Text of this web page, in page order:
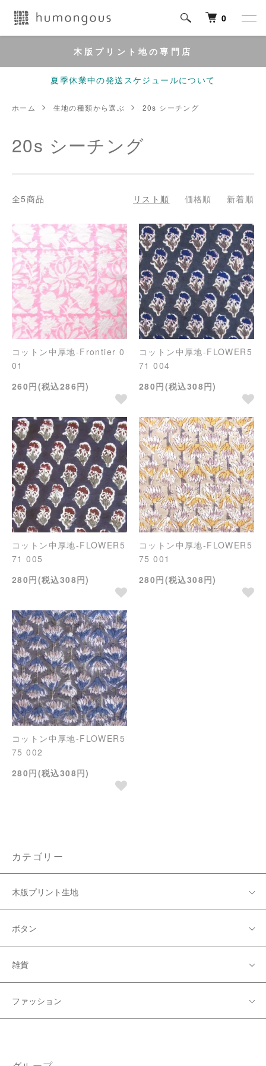
0
木版プリント地の専門店
夏季休業中の発送スケジュールについて
ホーム 生地の種類から選ぶ 20s シーチング
20s シーチング
全5商品 リスト順 価格順 新着順
コットン中厚地-Frontier 0
01
260円(税込286円)
コットン中厚地-FLOWER5
71 004
280円(税込308円)
コットン中厚地-FLOWER5
71 005
280円(税込308円)
コットン中厚地-FLOWER5
75 001
280円(税込308円)
コットン中厚地-FLOWER5
75 002
280円(税込308円)
カテゴリー
木版プリント生地
ボタン
雑貨
ファッション